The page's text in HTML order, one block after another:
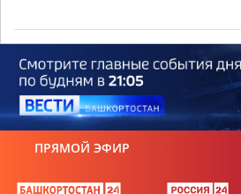
ПРЯМОЙ ЭФИР